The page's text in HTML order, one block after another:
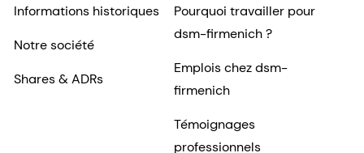
Informations historiques
Notre société
Shares & ADRs
Pourquoi travailler pour
dsm-firmenich ?
Emplois chez dsm-
firmenich
Témoignages
professionnels